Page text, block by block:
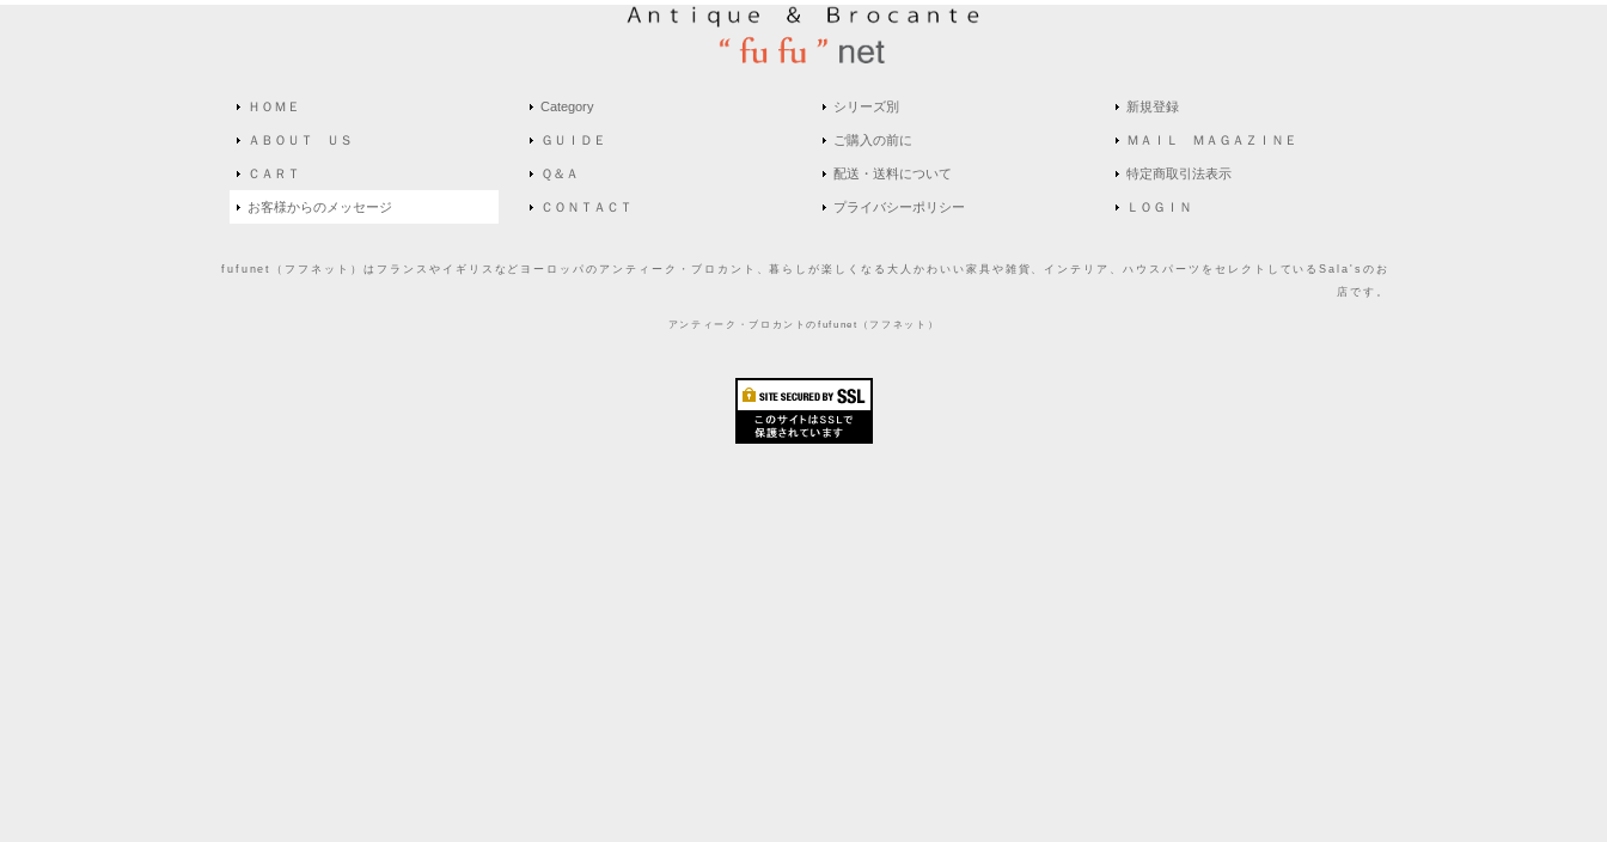
ＨＯＭＥ
ＡＢＯＵＴ ＵＳ
ＣＡＲＴ
お客様からのメッセージ
Category
ＧＵＩＤＥ
Ｑ＆Ａ
ＣＯＮＴＡＣＴ
シリーズ別
ご購入の前に
配送・送料について
プライバシーポリシー
新規登録
ＭＡＩＬ ＭＡＧＡＺＩＮＥ
特定商取引法表示
ＬＯＧＩＮ
fufunet（フフネット）はフランスやイギリスなどヨーロッパのアンティーク・ブロカント、暮らしが楽しくなる大人かわいい家具や雑貨、インテリア、ハウスパーツをセレクトしているSala'sのお
店です。
アンティーク・ブロカントのfufunet（フフネット）